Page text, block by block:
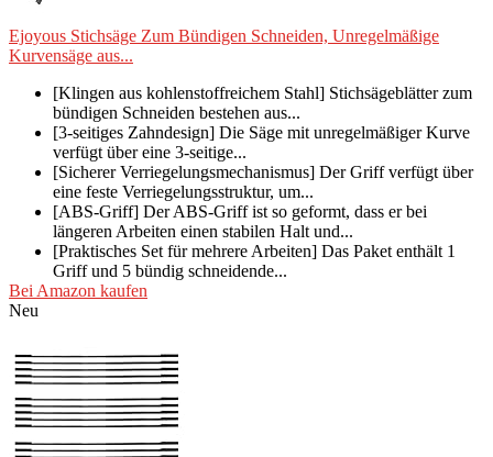
Ejoyous Stichsäge Zum Bündigen Schneiden, Unregelmäßige
Kurvensäge aus...
[Klingen aus kohlenstoffreichem Stahl] Stichsägeblätter zum
bündigen Schneiden bestehen aus...
[3-seitiges Zahndesign] Die Säge mit unregelmäßiger Kurve
verfügt über eine 3-seitige...
[Sicherer Verriegelungsmechanismus] Der Griff verfügt über
eine feste Verriegelungsstruktur, um...
[ABS-Griff] Der ABS-Griff ist so geformt, dass er bei
längeren Arbeiten einen stabilen Halt und...
[Praktisches Set für mehrere Arbeiten] Das Paket enthält 1
Griff und 5 bündig schneidende...
Bei Amazon kaufen
Neu